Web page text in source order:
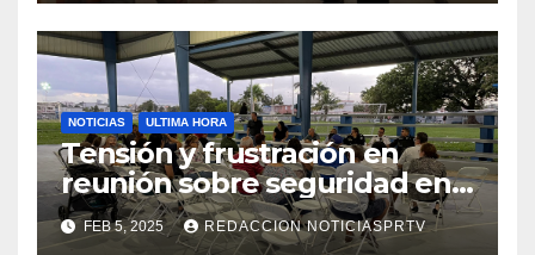
NOTICIAS ULTIMA HORA
Tensión y frustración en
reunión sobre seguridad en
Reparto Metropolitano
FEB 5, 2025 REDACCION NOTICIASPRTV